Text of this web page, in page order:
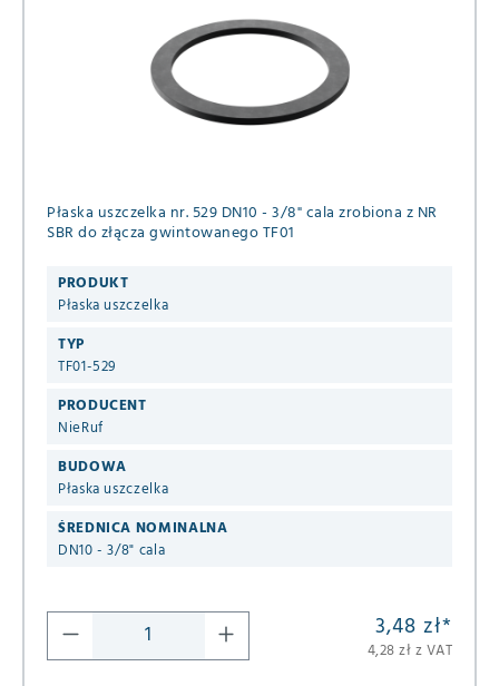
Płaska uszczelka nr. 529 DN10 - 3/8" cala zrobiona z NR
SBR do złącza gwintowanego TF01
PRODUKT
Płaska uszczelka
TYP
TF01-529
PRODUCENT
NieRuf
BUDOWA
Płaska uszczelka
ŚREDNICA NOMINALNA
DN10 - 3/8" cala
3,48 zł*
4,28 zł z VAT